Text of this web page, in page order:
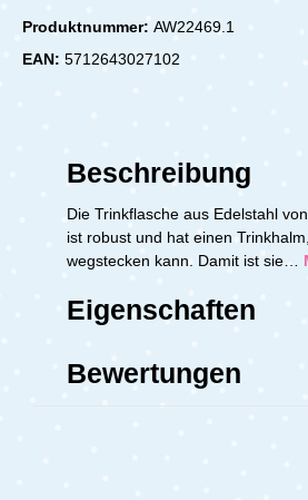
Produktnummer: AW22469.1
EAN: 5712643027102
Beschreibung
Die Trinkflasche aus Edelstahl
ist robust und hat einen
wegstecken kann. Damit ist sie…
Eigenschaften
Bewertungen